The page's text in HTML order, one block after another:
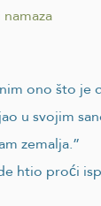
ono što
u svojim
zemalja.”
htio proći